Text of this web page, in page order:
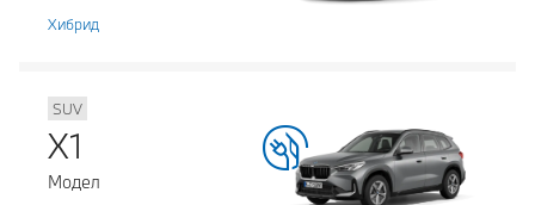
Хибрид
SUV
X1
Модел